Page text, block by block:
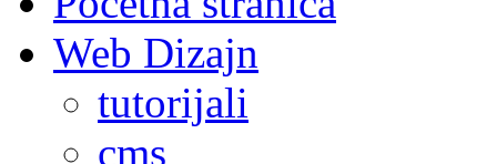
Web Dizajn
tutorijali
cms